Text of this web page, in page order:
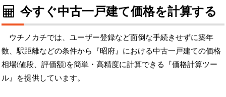
今すぐ中古一戸建て価格を計算する
ウチノカチでは、ユーザー登録など面倒な手続きせずに築年
数、駅距離などの条件から『昭府』における中古一戸建ての価格
相場(値段、評価額)を簡単・高精度に計算できる『価格計算ツー
ル』を提供しています。